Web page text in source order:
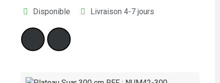
Disponible Livraison 4-7 jours